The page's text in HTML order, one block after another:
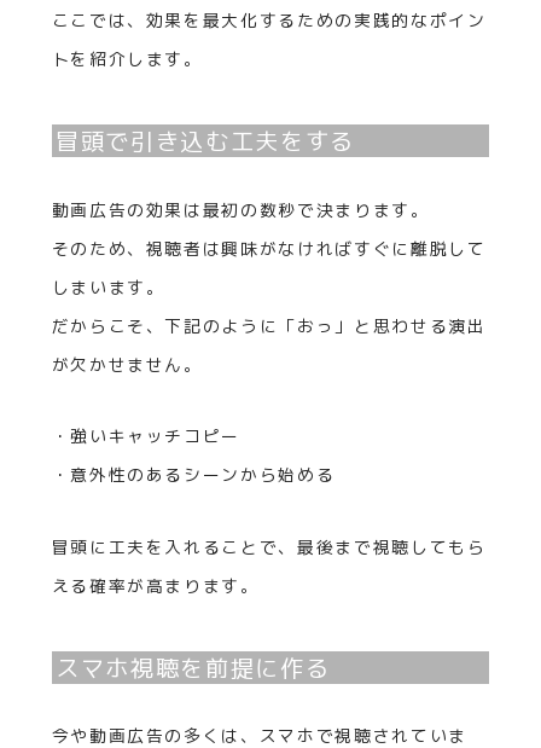
ここでは、効果を最大化するための実践的なポイン
トを紹介します。
冒頭で引き込む工夫をする
動画広告の効果は最初の数秒で決まります。
そのため、視聴者は興味がなければすぐに離脱して
しまいます。
だからこそ、下記のように「おっ」と思わせる演出
が欠かせません。
・強いキャッチコピー
・意外性のあるシーンから始める
冒頭に工夫を入れることで、最後まで視聴してもら
える確率が高まります。
スマホ視聴を前提に作る
今や動画広告の多くは、スマホで視聴されていま